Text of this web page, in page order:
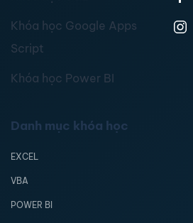
Khóa học Google Apps
Script
Khóa học Power BI
Danh mục khóa học
EXCEL
VBA
POWER BI